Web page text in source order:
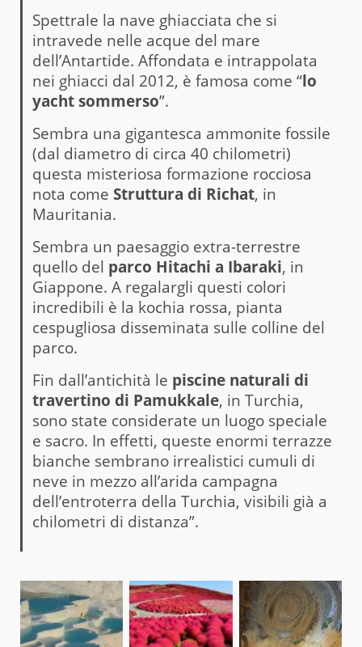
Spettrale la nave ghiacciata che si
intravede nelle acque del mare
dell’Antartide. Affondata e intrappolata
nei ghiacci dal 2012, è famosa come “lo
yacht sommerso”.
Sembra una gigantesca ammonite fossile
(dal diametro di circa 40 chilometri)
questa misteriosa formazione rocciosa
nota come Struttura di Richat, in
Mauritania.
Sembra un paesaggio extra-terrestre
quello del parco Hitachi a Ibaraki, in
Giappone. A regalargli questi colori
incredibili è la kochia rossa, pianta
cespugliosa disseminata sulle colline del
parco.
Fin dall’antichità le piscine naturali di
travertino di Pamukkale, in Turchia,
sono state considerate un luogo speciale
e sacro. In effetti, queste enormi terrazze
bianche sembrano irrealistici cumuli di
neve in mezzo all’arida campagna
dell’entroterra della Turchia, visibili già a
chilometri di distanza”.